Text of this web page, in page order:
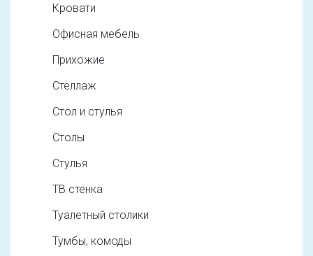
Кровати
Офисная мебель
Прихожие
Стеллаж
Стол и стулья
Столы
Стулья
ТВ стенка
Туалетный столики
Тумбы, комоды